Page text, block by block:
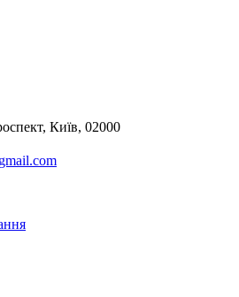
Київ, 02000